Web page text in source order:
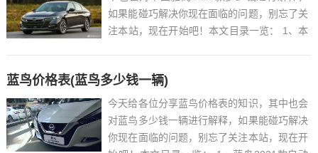
如果能碰巧解决你现在面临的问题，别忘了关
注本站，现在开始吧！本文目录一览： 1、本
蓝鸟价格表(蓝鸟多少钱一辆)
今天给各位分享蓝鸟价格表的知识，其中也会
对蓝鸟多少钱一辆进行解释，如果能碰巧解决
你现在面临的问题，别忘了关注本站，现在开